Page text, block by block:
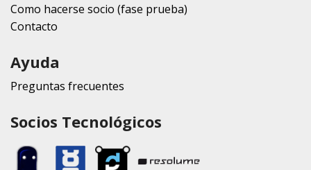
Como hacerse socio (fase prueba)
Contacto
Ayuda
Preguntas frecuentes
Socios Tecnológicos